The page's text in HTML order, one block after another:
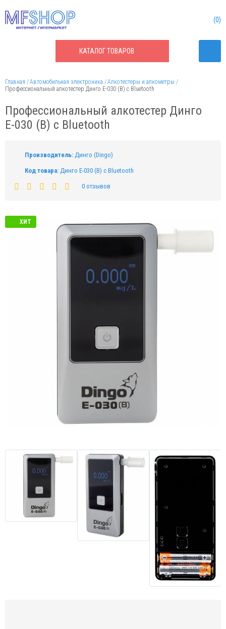
КАТАЛОГТОВАРОВ
0
Главная Автомобильная электроника
Алкотестеры и алкометры
Профессиональный алкотестер Динго Е-030 (В) с Bluetooth
Профессиональный алкотестер Динго
Е-030 (В) с Bluetooth
Производитель: Динго (Dingo)
Код товара: Динго Е-030 (В) с Bluetooth
0 отзывов
ХИТ